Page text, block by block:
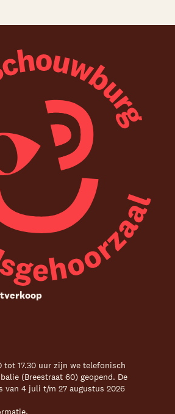
tot 17.30 uur zijn we telefonisch
(Breestraat 60) geopend. De
van 4 juli t/m 27 augustus 2026
.